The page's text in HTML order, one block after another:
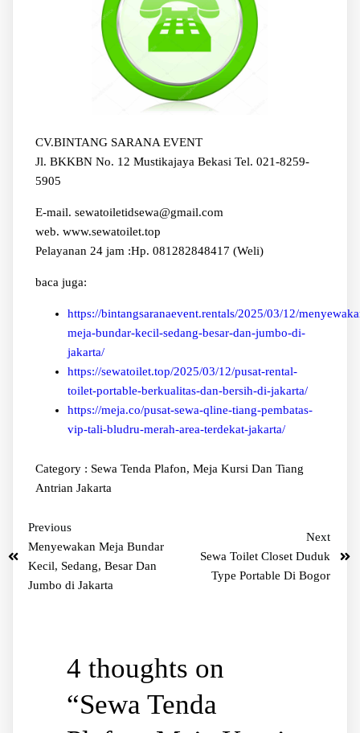
CV.BINTANG SARANA EVENT
Jl. BKKBN No. 12 Mustikajaya Bekasi Tel. 021-8259-
5905
E-mail. sewatoiletidsewa@gmail.com
web. www.sewatoilet.top
Pelayanan 24 jam :Hp. 081282848417 (Weli)
baca juga:
https://bintangsaranaevent.rentals/2025/03/12/
meja-bundar-kecil-sedang-besar-dan-jumbo-di-
jakarta/
https://sewatoilet.top/2025/03/12/pusat-rental-
toilet-portable-berkualitas-dan-bersih-di-jakarta/
https://meja.co/pusat-sewa-qline-tiang-pembatas-
vip-tali-bludru-merah-area-terdekat-jakarta/
Category : Sewa Tenda Plafon, Meja Kursi Dan Tiang
Antrian Jakarta
Previous
Menyewakan Meja Bundar
Kecil, Sedang, Besar Dan
Jumbo di Jakarta
Next
Sewa Toilet Closet Duduk
Type Portable Di Bogor
4 thoughts on
“Sewa Tenda